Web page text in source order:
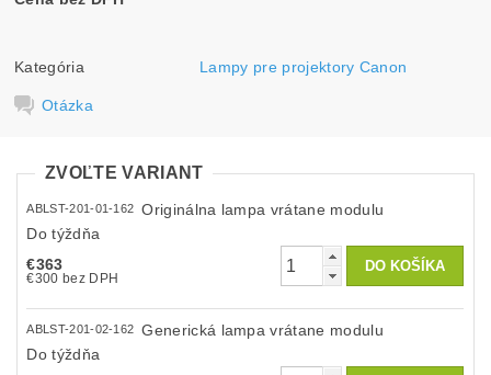
Kategória Lampy pre projektory Canon
Otázka
ZVOĽTE VARIANT
ABLST-201-01-162
Originálna lampa vrátane modulu
Do týždňa
€363
€300 bez DPH
ABLST-201-02-162
Generická lampa vrátane modulu
Do týždňa